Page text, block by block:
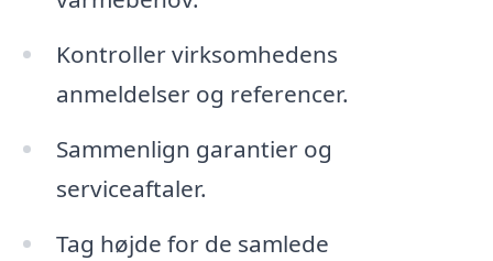
Kontroller virksomhedens
anmeldelser og referencer.
Sammenlign garantier og
serviceaftaler.
Tag højde for de samlede